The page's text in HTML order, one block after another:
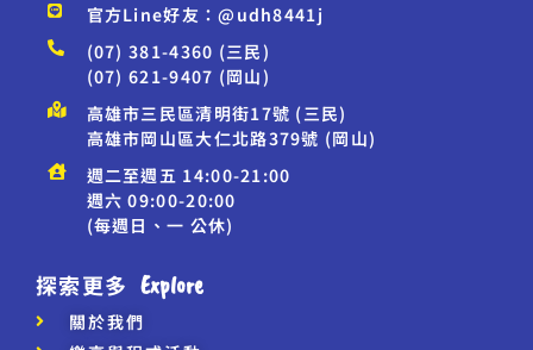
官方Line好友：@udh8441j
(07) 381-4360 (三民)
(07) 621-9407 (岡山)
高雄市三民區清明街17號 (三民)
高雄市岡山區大仁北路379號 (岡山)
週二至週五 14:00-21:00
週六 09:00-20:00
(每週日、一 公休)
探索更多 Explore
關於我們